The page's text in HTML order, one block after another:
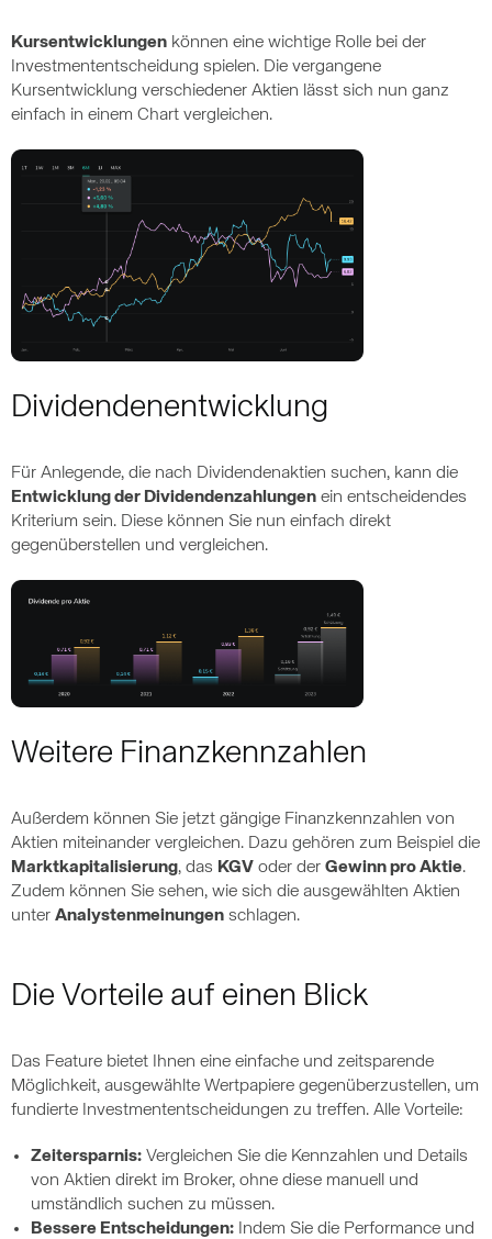
Kursentwicklungen können eine wichtige Rolle bei der
Investmententscheidung spielen. Die vergangene
Kursentwicklung verschiedener Aktien lässt sich nun ganz
einfach in einem Chart vergleichen.
Dividendenentwicklung
Für Anlegende, die nach Dividendenaktien suchen, kann die
Entwicklung der Dividendenzahlungen ein entscheidendes
Kriterium sein. Diese können Sie nun einfach direkt
gegenüberstellen und vergleichen.
Weitere Finanzkennzahlen
Außerdem können Sie jetzt gängige Finanzkennzahlen von
Aktien miteinander vergleichen. Dazu gehören zum Beispiel die
Marktkapitalisierung, das KGV oder der Gewinn pro Aktie.
Zudem können Sie sehen, wie sich die ausgewählten Aktien
unter Analystenmeinungen schlagen.
Die Vorteile auf einen Blick
Das Feature bietet Ihnen eine einfache und zeitsparende
Möglichkeit, ausgewählte Wertpapiere gegenüberzustellen, um
fundierte Investmententscheidungen zu treffen. Alle Vorteile:
Zeitersparnis: Vergleichen Sie die Kennzahlen und Details
von Aktien direkt im Broker, ohne diese manuell und
umständlich suchen zu müssen.
Bessere Entscheidungen: Indem Sie die Performance und